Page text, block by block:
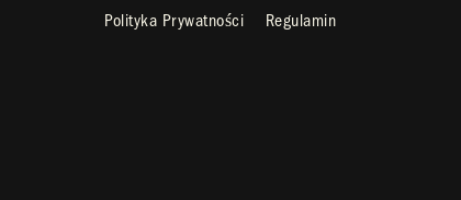
Polityka Prywatności Regulamin